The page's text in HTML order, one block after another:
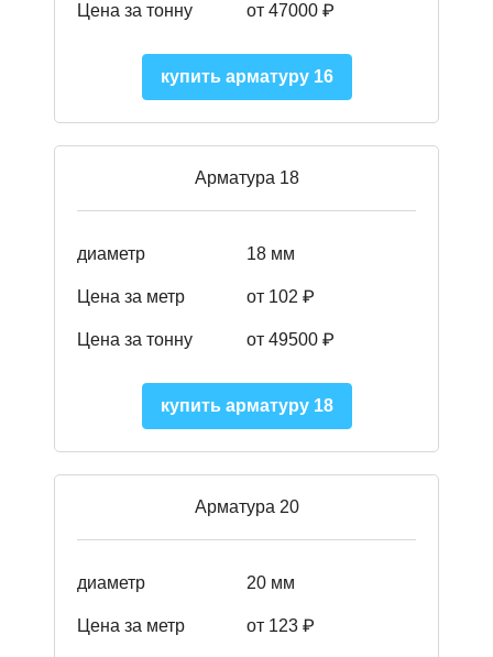
Цена за тонну от 47000 ₽
купить арматуру 16
Арматура 18
диаметр 18 мм
Цена за метр от 102 ₽
Цена за тонну от 49500 ₽
купить арматуру 18
Арматура 20
диаметр 20 мм
Цена за метр от 123 ₽